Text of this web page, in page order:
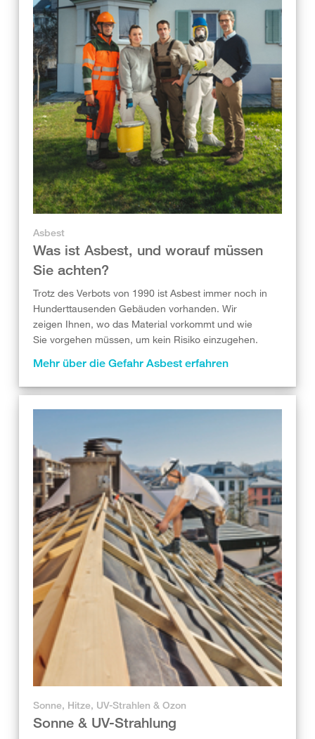
Asbest
Was ist Asbest, und worauf müssen
Sie achten?
Trotz des Verbots von 1990 ist Asbest immer noch in
Hunderttausenden Gebäuden vorhanden. Wir
zeigen Ihnen, wo das Material vorkommt und wie
Sie vorgehen müssen, um kein Risiko einzugehen.
Mehr über die Gefahr Asbest erfahren
Sonne, Hitze, UV-Strahlen & Ozon
Sonne & UV-Strahlung